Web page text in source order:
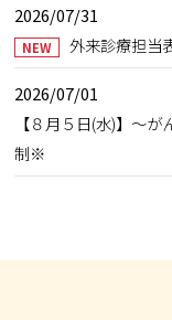
2026/07/31
NEW 外来診療担当
2026/07/01
【８月５日(水)】～
制※